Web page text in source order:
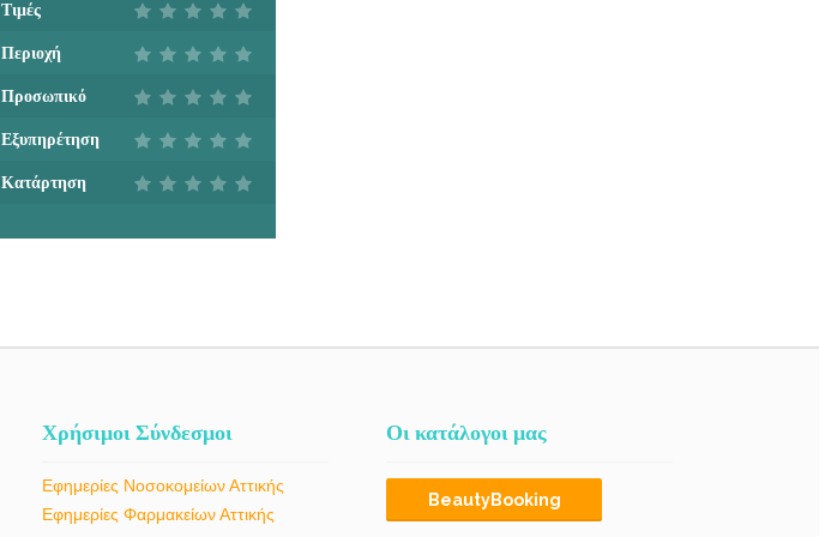
Τιμές
Περιοχή
Προσωπικό
Εξυπηρέτηση
Κατάρτηση
Χρήσιμοι Σύνδεσμοι
Εφημερίες Νοσοκομείων Αττικής
Εφημερίες Φαρμακείων Αττικής
Οι κατάλογοι μας
BeautyBooking